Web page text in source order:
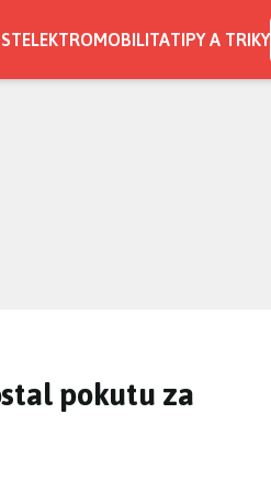
ELEKTROMOBILITATIPY A TRIKY
pokutu za